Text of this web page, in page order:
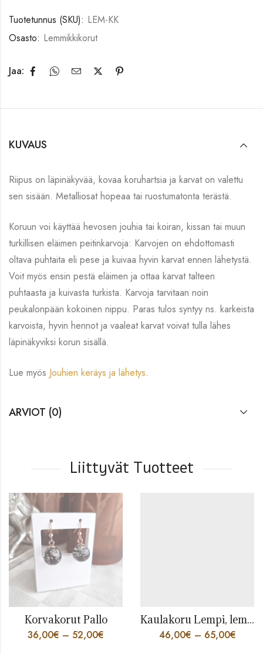
Tuotetunnus (SKU): LEM-KK
Osasto: Lemmikkikorut
Jaa:
KUVAUS
Riipus on läpinäkyvää, kovaa koruhartsia ja karvat on valettu
sen sisään. Metalliosat hopeaa tai ruostumatonta terästä.
Koruun voi käyttää hevosen jouhia tai koiran, kissan tai muun
turkillisen eläimen peitinkarvoja: Karvojen on ehdottomasti
oltava puhtaita eli pese ja kuivaa hyvin karvat ennen lähetystä.
Voit myös ensin pestä eläimen ja ottaa karvat talteen
puhtaasta ja kuivasta turkista. Karvoja tarvitaan noin
peukalonpään kokoinen nippu. Paras tulos syntyy ns. karkeista
karvoista, hyvin hennot ja vaaleat karvat voivat tulla lähes
läpinäkyviksi korun sisällä.
Lue myös Jouhien keräys ja lähetys.
ARVIOT (0)
Liittyvät Tuotteet
Korvakorut Pallo
36,00€ – 52,00€
Kaulakoru Lempi, lemmikin karvoista
46,00€ – 65,00€